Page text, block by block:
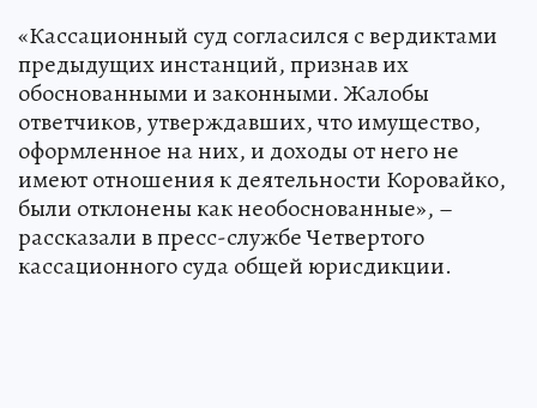
«Кассационный суд согласился с вердиктами
предыдущих инстанций, признав их
обоснованными и законными. Жалобы
ответчиков, утверждавших, что имущество,
оформленное на них, и доходы от него не
имеют отношения к деятельности Коровайко,
были отклонены как необоснованные», –
рассказали в пресс-службе Четвертого
кассационного суда общей юрисдикции.